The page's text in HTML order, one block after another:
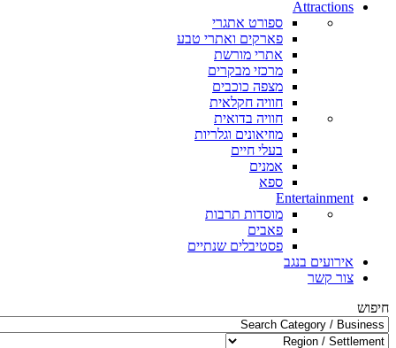
Attractions
ספורט אתגרי
פארקים ואתרי טבע
אתרי מורשת
מרכזי מבקרים
מצפה כוכבים
חוויה חקלאית
חוויה בדואית
מוזיאונים וגלריות
בעלי חיים
אמנים
ספא
Entertainment
מוסדות תרבות
פאבים
פסטיבלים שנתיים
אירועים בנגב
צור קשר
חיפוש